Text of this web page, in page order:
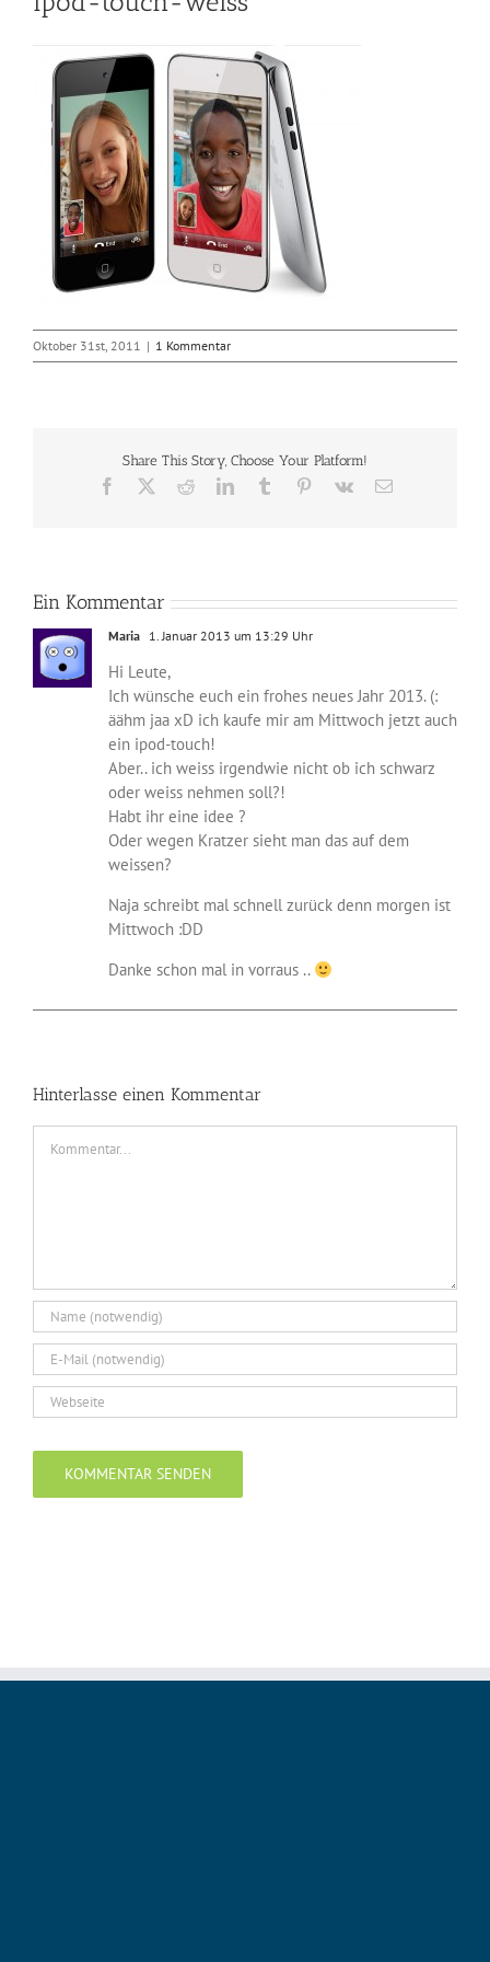
Oktober 31st, 2011 | 1 Kommentar
Share This Story, Choose Your Platform!
Facebook RedditLinkedInTumblr Pinterest
Vk
E-
Ein Kommentar
Maria 1. Januar 2013 um 13:29 Uhr
Hi Leute,
Ich wünsche euch ein frohes neues Jahr 2013. (:
äähm jaa xD ich kaufe mir am Mittwoch jetzt auch
ein ipod-touch!
Aber.. ich weiss irgendwie nicht ob ich schwarz
oder weiss nehmen soll?!
Habt ihr eine idee ?
Oder wegen Kratzer sieht man das auf dem
weissen?
Naja schreibt mal schnell zurück denn morgen ist
Mittwoch :DD
Danke schon mal in vorraus ..
Hinterlasse einen Kommentar